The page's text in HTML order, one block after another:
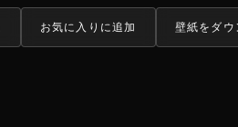
お気に入りに追加 壁紙をダ